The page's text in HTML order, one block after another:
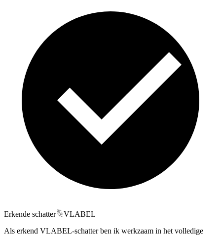
Erkende schatter
VLABEL
Als erkend VLABEL-schatter ben ik werkzaam in het volledige